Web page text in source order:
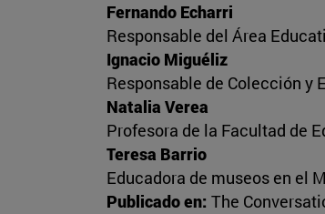
Fernando Echarri
Responsable del Área
Ignacio Miguéliz
Responsable de Colección y
Natalia Verea
Profesora de la Facultad de
Teresa Barrio
Educadora de museos en el
Publicado en: The